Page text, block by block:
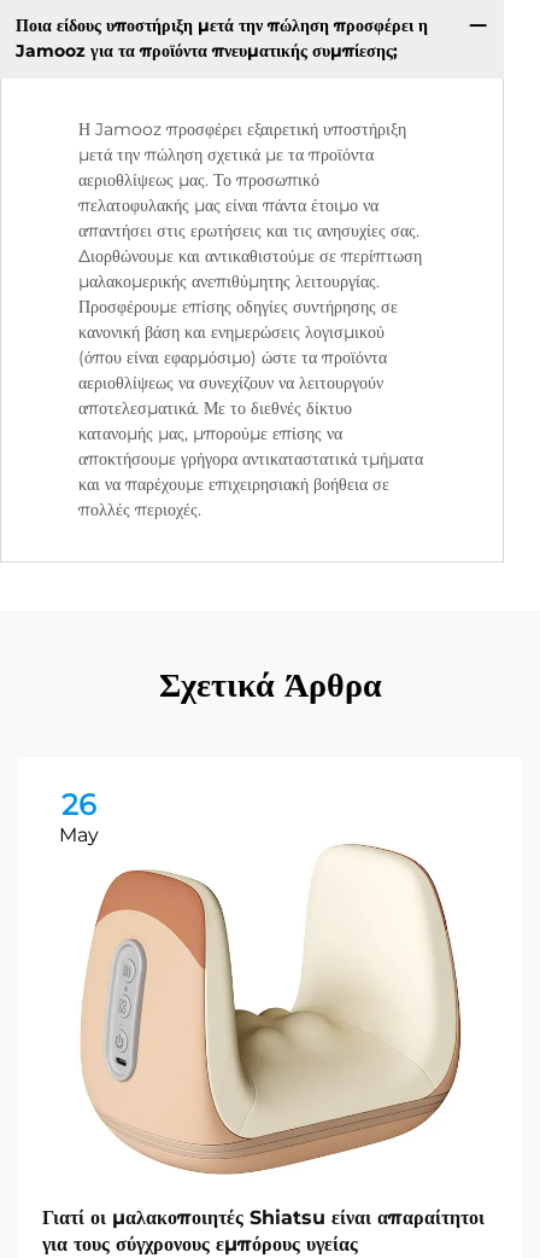
Ποια είδους υποστήριξη μετά την πώληση προσφέρει η
Jamooz για τα προϊόντα πνευματικής συμπίεσης;
Η Jamooz προσφέρει εξαιρετική υποστήριξη
μετά την πώληση σχετικά με τα προϊόντα
αεριοθλίψεως μας. Το προσωπικό
πελατοφυλακής μας είναι πάντα έτοιμο να
απαντήσει στις ερωτήσεις και τις ανησυχίες σας.
Διορθώνουμε και αντικαθιστούμε σε περίπτωση
μαλακομερικής ανεπιθύμητης λειτουργίας.
Προσφέρουμε επίσης οδηγίες συντήρησης σε
κανονική βάση και ενημερώσεις λογισμικού
(όπου είναι εφαρμόσιμο) ώστε τα προϊόντα
αεριοθλίψεως να συνεχίζουν να λειτουργούν
αποτελεσματικά. Με το διεθνές δίκτυο
κατανομής μας, μπορούμε επίσης να
αποκτήσουμε γρήγορα αντικαταστατικά τμήματα
και να παρέχουμε επιχειρησιακή βοήθεια σε
πολλές περιοχές.
Σχετικά Άρθρα
26
May
Γιατί οι μαλακοποιητές Shiatsu είναι απαραίτητοι
για τους σύγχρονους εμπόρους υγείας